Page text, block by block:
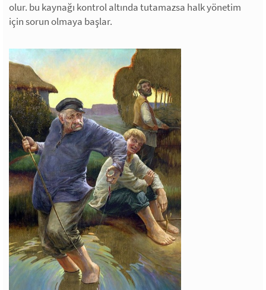
olur. bu kaynağı kontrol altında tutamazsa halk yönetim
için sorun olmaya başlar.